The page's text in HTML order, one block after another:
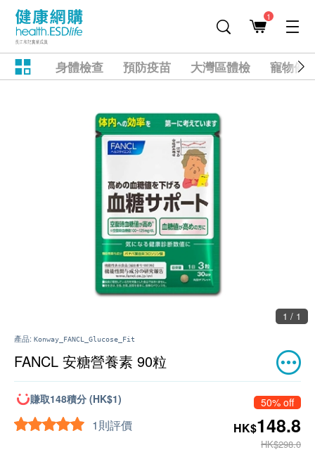
1
身體檢查 預防疫苗 大灣區體檢 寵物健
1 / 1
產品: Konway_FANCL_Glucose_Fit
FANCL 安糖營養素 90粒
賺取148積分 (HK$1)
1則評價
50% off
HK$148.8
HK$298.0